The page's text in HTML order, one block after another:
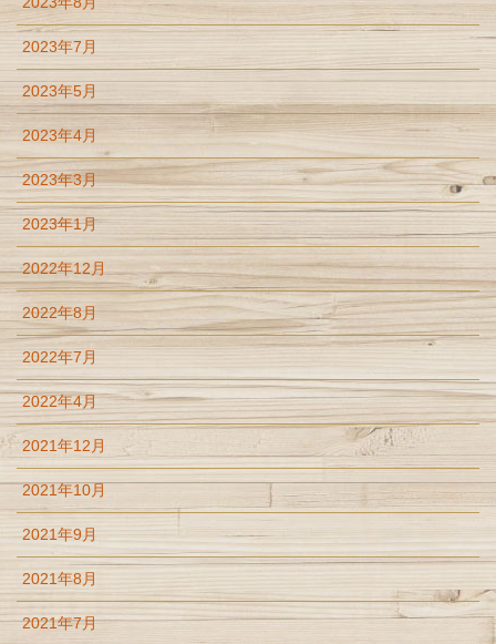
2023年7月
2023年5月
2023年4月
2023年3月
2023年1月
2022年12月
2022年8月
2022年7月
2022年4月
2021年12月
2021年10月
2021年9月
2021年8月
2021年7月